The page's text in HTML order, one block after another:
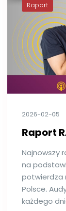
Raport
2026-02-05
Raport
Najnowszy
na
potwierdza
Polsce.
każdego